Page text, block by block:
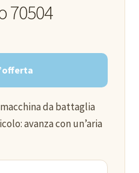
70504
da battaglia
avanza con un’aria